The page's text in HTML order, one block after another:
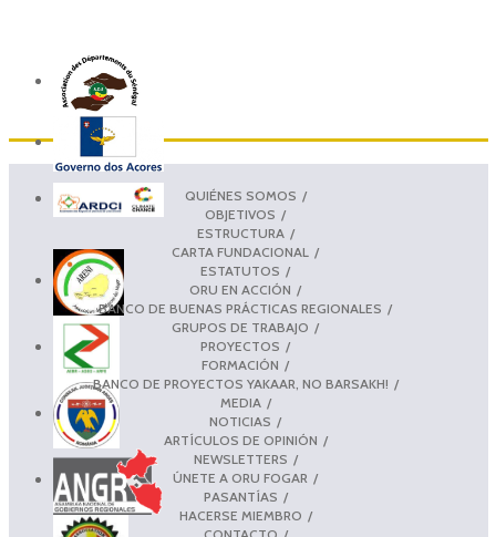
QUIÉNES SOMOS
OBJETIVOS
ESTRUCTURA
CARTA FUNDACIONAL
ESTATUTOS
ORU EN ACCIÓN
BANCO DE BUENAS PRÁCTICAS REGIONALES
GRUPOS DE TRABAJO
PROYECTOS
FORMACIÓN
BANCO DE PROYECTOS YAKAAR, NO BARSAKH!
MEDIA
NOTICIAS
ARTÍCULOS DE OPINIÓN
NEWSLETTERS
ÚNETE A ORU FOGAR
PASANTÍAS
HACERSE MIEMBRO